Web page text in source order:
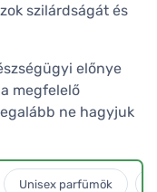
szilárdságát és
előnye
megfelelő
ne hagyjuk
Unisex parfümök